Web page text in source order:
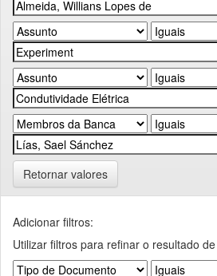
Retornar valores
Adicionar filtros:
Utilizar filtros para refinar o resultado